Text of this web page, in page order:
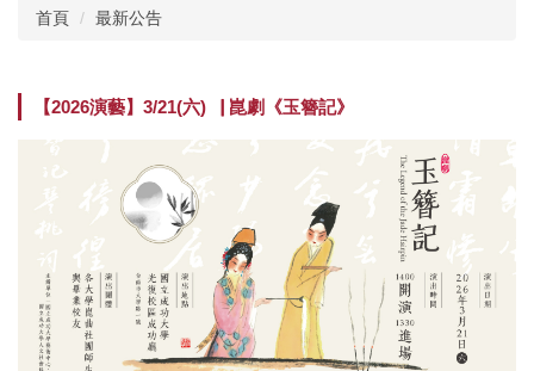
最新公告
公共藝術
藝術品典藏
美學與藝術跨域學分學程
藝術志工隊
首頁 最新公告
【2026演藝】3/21(六)▕ 崑劇《玉簪記》